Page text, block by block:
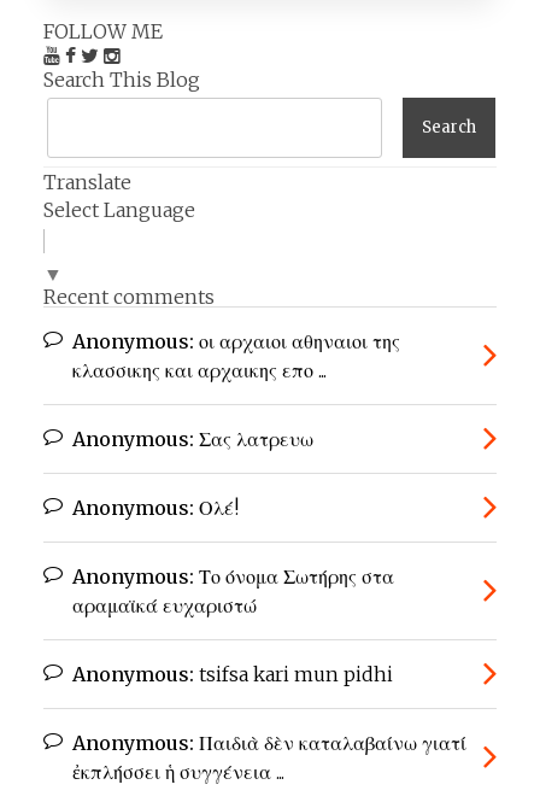
FOLLOW ME
Search This Blog
Translate
Select Language
▼
Recent comments
Anonymous: οι αρχαιοι αθηναιοι της
κλασσικης και αρχαικης επο ...
Anonymous: Σας λατρευω
Anonymous: Ολέ!
Anonymous: Το όνομα Σωτήρης στα
αραμαϊκά ευχαριστώ
Anonymous: tsifsa kari mun pidhi
Anonymous: Παιδιὰ δὲν καταλαβαίνω γιατί
ἐκπλήσσει ἡ συγγένεια ...